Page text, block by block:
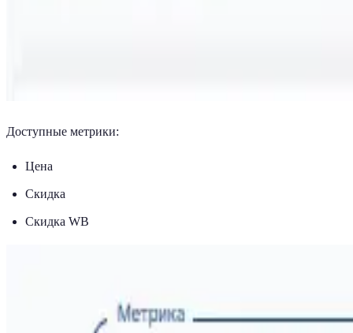
Доступные метрики:
Цена
Скидка
Скидка WB